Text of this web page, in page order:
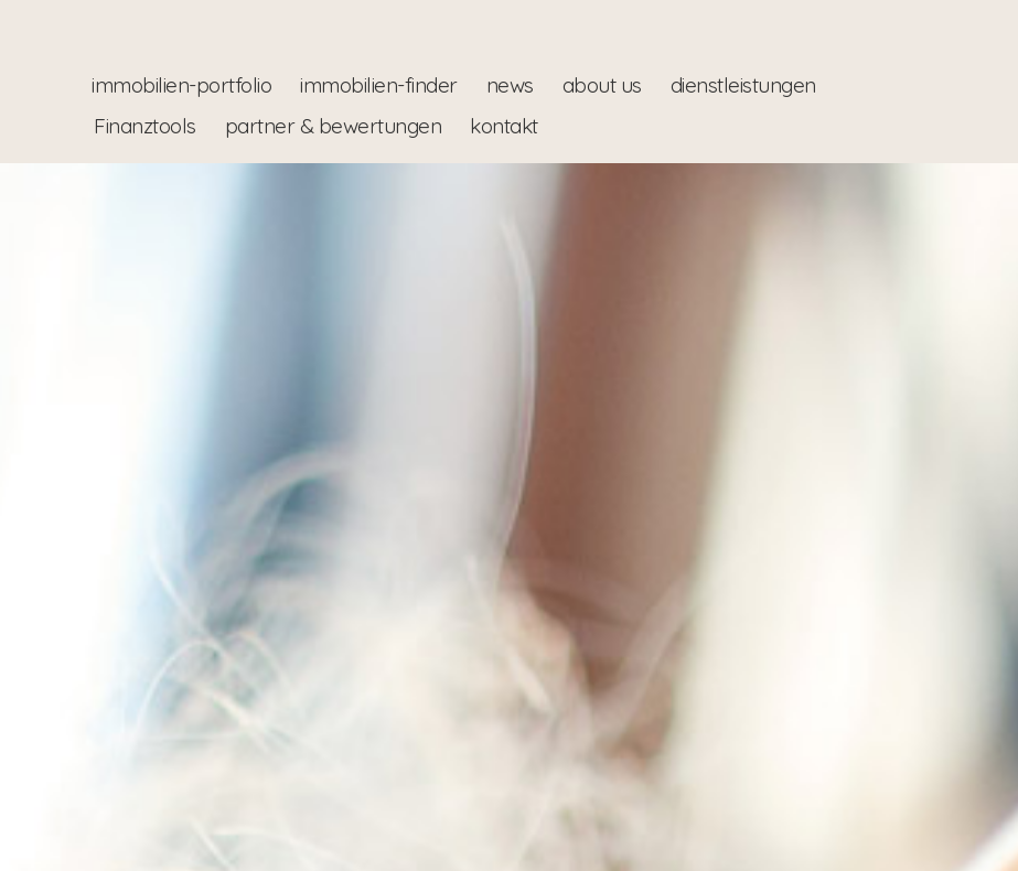
immobilien-portfolio immobilien-finder news about us
dienstleistungen
Finanztools
partner & bewertungen kontakt